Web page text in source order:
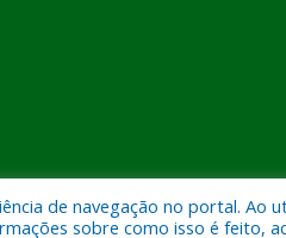
Municipal de Pau D’Arco.
de navegação no portal. Ao
sobre como isso é feito,